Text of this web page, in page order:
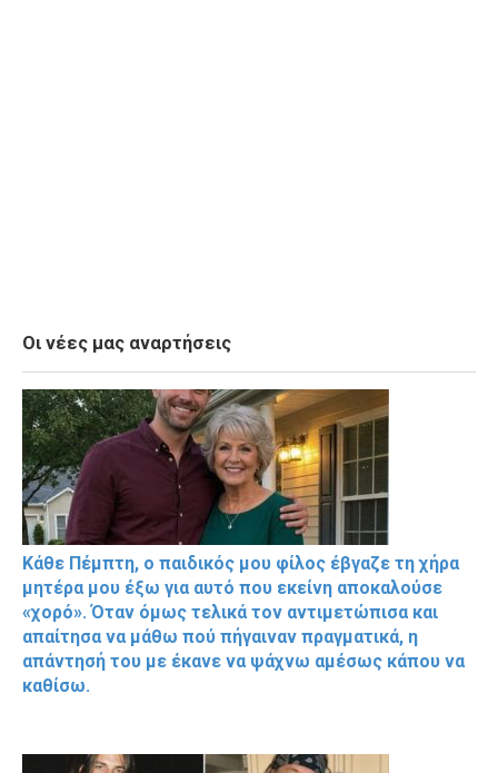
Οι νέες μας αναρτήσεις
Κάθε Πέμπτη, ο παιδικός μου φίλος έβγαζε τη χήρα
μητέρα μου έξω για αυτό που εκείνη αποκαλούσε
«χορό». Όταν όμως τελικά τον αντιμετώπισα και
απαίτησα να μάθω πού πήγαιναν πραγματικά, η
απάντησή του με έκανε να ψάχνω αμέσως κάπου να
καθίσω.